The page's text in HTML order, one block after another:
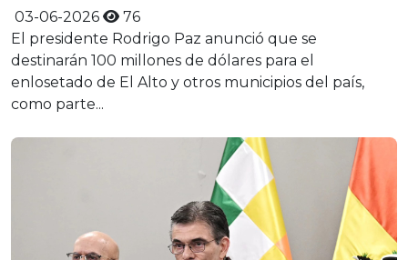
03-06-2026
76
El presidente Rodrigo Paz anunció que se
destinarán 100 millones de dólares para el
enlosetado de El Alto y otros municipios del país,
como parte...